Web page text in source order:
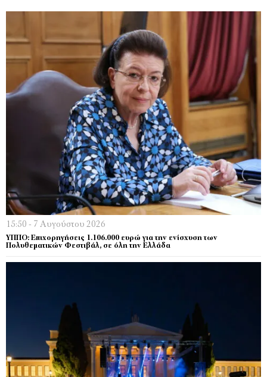
15:50 - 7 Αυγούστου 2026
ΥΠΠΟ: Επιχορηγήσεις 1.106.000 ευρώ για την ενίσχυση των
Πολυθεματικών Φεστιβάλ, σε όλη την Ελλάδα